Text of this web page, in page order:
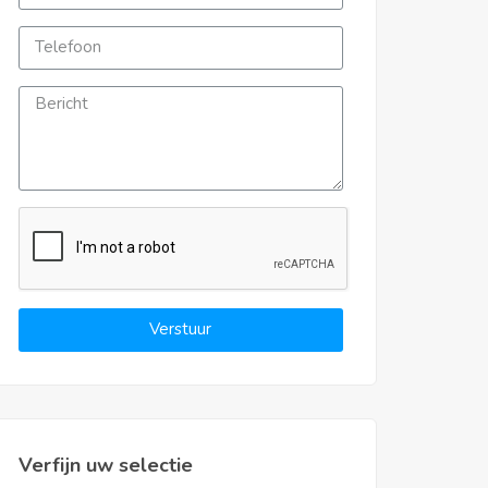
Verstuur
Verfijn uw selectie